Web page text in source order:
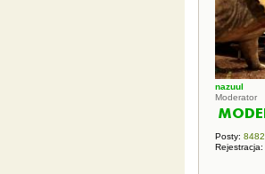
nazuul
Moderator
Posty: 8482
Rejestracja: